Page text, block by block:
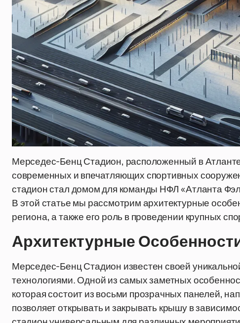
Мерседес-Бенц Стадион, расположенный в
современных и впечатляющих спортивных
стадион стал домом для команды НФЛ «Атланта
В этой статье мы рассмотрим архитектурные
региона, а также его роль в проведении крупных
Архитектурные
Мерседес-Бенц Стадион известен своей
технологиями. Одной из самых заметных
которая состоит из восьми прозрачных панелей,
позволяет открывать и закрывать крышу в